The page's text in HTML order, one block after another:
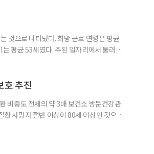
방안’ 보고서는 고
것으로 나타났다. 희망 근로 연령은 평균
평균 53세였다. 주된 일자리에서 물러난
하는 비중은
호 추진
비중도 전체의 약 3배 보건소 방문건강관
환 사망자 절반 이상이 80세 이상인 것으로
연령별 환자 수